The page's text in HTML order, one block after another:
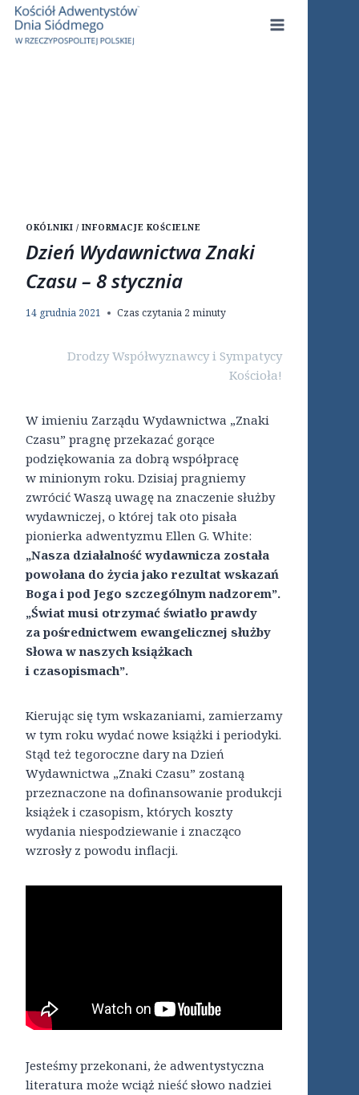
Przejdź
treści
OKÓLNIKI / INFORMACJE KOŚCIELNE
Dzień Wydawnictwa Znaki
Czasu – 8 stycznia
14 grudnia 2021 Czas czytania 2 minuty
Drodzy Współwyznawcy i Sympatycy
Kościoła!
W imieniu Zarządu Wydawnictwa „Znaki
Czasu” pragnę przekazać gorące
podziękowania za dobrą współpracę
w minionym roku. Dzisiaj pragniemy
zwrócić Waszą uwagę na znaczenie służby
wydawniczej, o której tak oto pisała
pionierka adwentyzmu Ellen G. White:
„Nasza działalność wydawnicza została
powołana do życia jako rezultat wskazań
Boga i pod Jego szczególnym nadzorem”.
„Świat musi otrzymać światło prawdy
za pośrednictwem ewangelicznej służby
Słowa w naszych książkach
i czasopismach”.
Kierując się tym wskazaniami, zamierzamy
w tym roku wydać nowe książki i periodyki.
Stąd też tegoroczne dary na Dzień
Wydawnictwa „Znaki Czasu” zostaną
przeznaczone na dofinansowanie produkcji
książek i czasopism, których koszty
wydania niespodziewanie i znacząco
wzrosły z powodu inflacji.
Jesteśmy przekonani, że adwentystyczna
literatura może wciąż nieść słowo nadziei